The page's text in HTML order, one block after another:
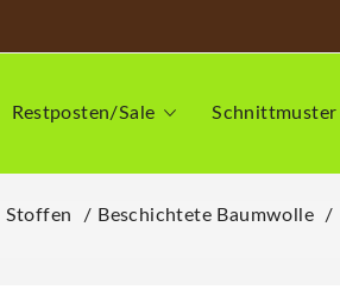
Restposten/Sale Schnittmuster
Stoffen Beschichtete Baumwolle